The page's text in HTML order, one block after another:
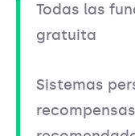
Todas las
gratuita
Sistemas